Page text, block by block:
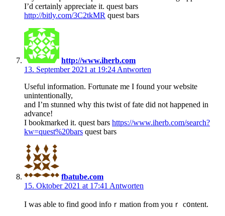
I’d certainly appreciate it. quest bars
http://bitly.com/3C2tkMR quest bars
http://www.iherb.com
13. September 2021 at 19:24 Antworten
Useful information. Fortunate me I found your website
unintentionally,
and I’m stunned why this twist of fate did not happened in
advance!
I bookmarked it. quest bars https://www.iherb.com/search?
kw=quest%20bars quest bars
fbatube.com
15. Oktober 2021 at 17:41 Antworten
I was аble to fіnd goоd infoｒmation frߋm youｒ c᧐ntent.